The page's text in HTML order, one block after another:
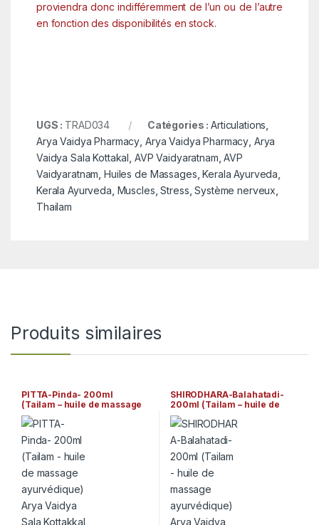
proviendra donc indifféremment de l’un ou de l’autre
en fonction des disponibilités en stock.
UGS : TRAD034 Catégories :Articulations
Arya Vaidya Pharmacy Arya Vaidya Pharmacy Arya
Vaidya Sala Kottakal AVP Vaidyaratnam ,AVP
Vaidyaratnam ,Huiles de Massages ,Kerala Ayurveda
Kerala Ayurveda Muscles ,Stress ,Système nerveux
Thailam
Produits similaires
PITTA-Pinda- 200ml
(Tailam – huile de massage
ayurvédique) Arya Vaidya
Sala Kottakkal
SHIRODHARA-Balahatadi-
200ml (Tailam – huile de
massage ayurvédique) Arya
Vaidya Sala Kottakkal